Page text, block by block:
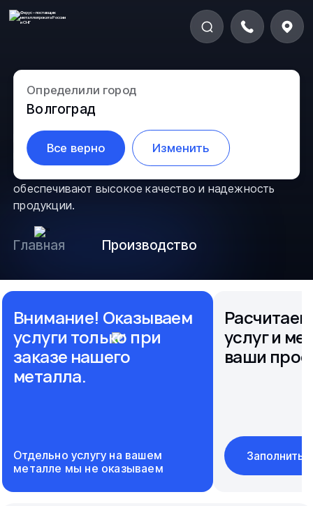
Определили город
Волгоград
Все верно Изменить
Наше производство
Мы предоставляем разнообразный металлопрокат
и изготавливаем металлоизделия на заказ.
Современное оборудование и опытная команда
обеспечивают высокое качество и надежность
продукции.
Главная Производство
Внимание! Оказываем
услуги только при
заказе нашего
металла.
Отдельно услугу на вашем
металле мы не оказываем
услуг и
ваши
Заполнить